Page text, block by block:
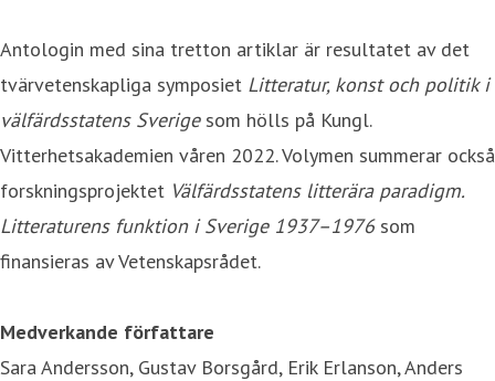
Antologin med sina tretton artiklar är resultatet av det
tvärvetenskapliga symposiet Litteratur, konst och politik i
välfärdsstatens Sverigesom hölls på Kungl.
Vitterhetsakademien våren 2022. Volymen summerar också
forskningsprojektet Välfärdsstatens litterära paradigm.
Litteraturens funktion i Sverige 1937–1976som
finansieras av Vetenskapsrådet.
Medverkande författare
Sara Andersson, Gustav Borsgård, Erik Erlanson, Anders